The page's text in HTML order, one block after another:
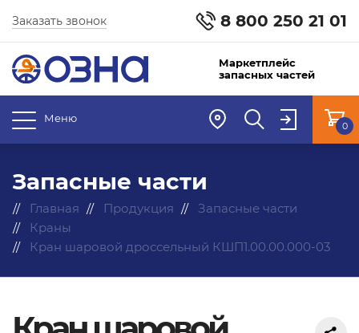
8 800 250 21 01
Заказать звонок
Маркетплейс
запасных частей
Меню
0
Запасные части
Главная Продукция
Запасные части
Краны
Кран шаровой дроссельный КШП1.00.00.000-03